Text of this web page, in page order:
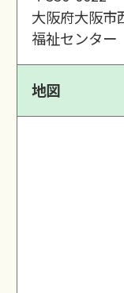
大阪府大阪市
福祉センター
地図